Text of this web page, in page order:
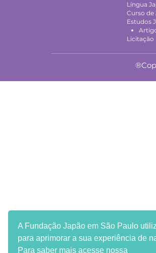
Língua
Curso de
Estudos
Licitação
A Fundação Japão em São Paulo
para aprimorar a sua experiência de
Para saber mais acesse nossa